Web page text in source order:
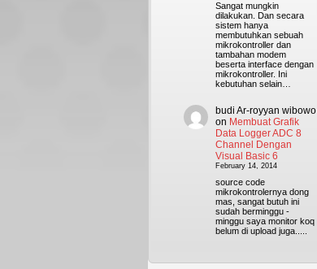
Sangat mungkin
dilakukan. Dan secara
sistem hanya
membutuhkan sebuah
mikrokontroller dan
tambahan modem
beserta interface dengan
mikrokontroller. Ini
kebutuhan selain…
budi Ar-royyan wibowo
on Membuat Grafik
Data Logger ADC 8
Channel Dengan
Visual Basic 6
February 14, 2014
source code
mikrokontrolernya dong
mas, sangat butuh ini
sudah berminggu -
minggu saya monitor koq
belum di upload juga.....